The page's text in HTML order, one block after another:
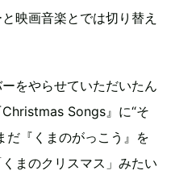
映画音楽とでは切り替え
ーをやらせていただいたん
Songs』に“そ
だ『くまのがっこう』を
まのクリスマス」みたい